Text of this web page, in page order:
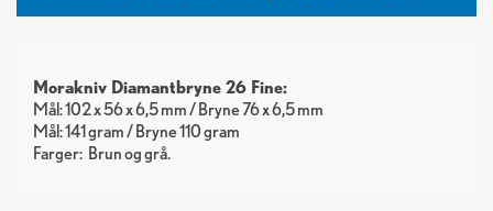
Morakniv Diamantbryne 26 Fine:
Mål: 102 x 56 x 6,5 mm / Bryne 76 x 6,5 mm
Mål: 141 gram / Bryne 110 gram
Farger: Brun grå